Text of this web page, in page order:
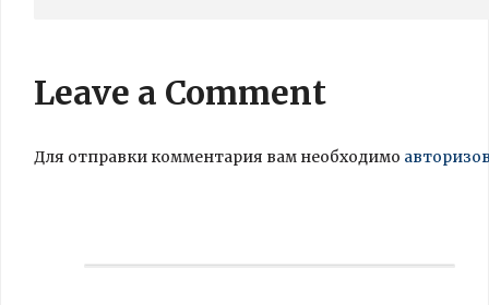
Leave a Comment
Для отправки комментария вам необходимо